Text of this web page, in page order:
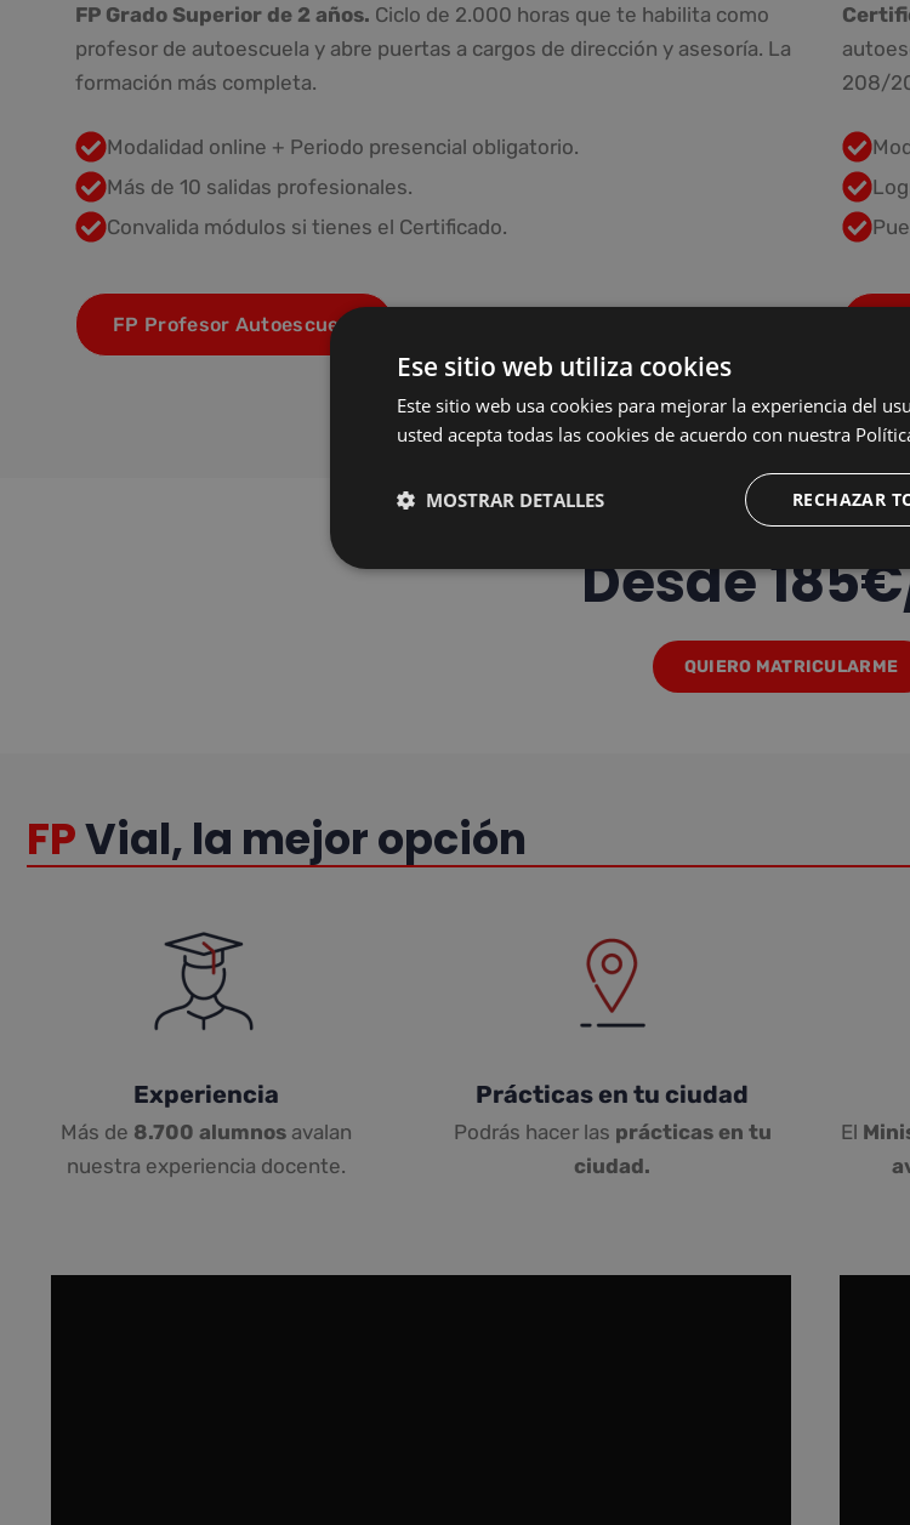
FP Grado Superior de 2 años. Ciclo de 2.000 horas que te habilita como
profesor de autoescuela y abre puertas a cargos de dirección y asesoría. La
formación más completa.
Modalidad online + Periodo presencial obligatorio.
Más de 10 salidas profesionales.
Convalida módulos si tienes el Certificado.
FP Profesor Autoescuela
208/
Desde
QUIERO MATRICULARME
FPVial, la mejor opción
Experiencia
Más de 8.700 alumnosavalan
nuestra experiencia docente.
Prácticas en tu ciudad
Podrás hacer las prácticas en tu
ciudad.
El
Ese sitio web utiliza cookies
Este sitio web usa cookies para mejorar la experiencia del
usted acepta todas las cookies de acuerdo con nuestra
RECHAZAR
MOSTRAR DETALLES